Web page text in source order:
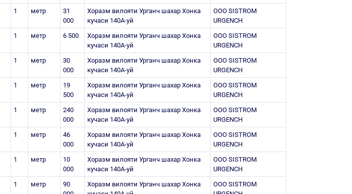
1 метр
31
000
Хоразм вилояти Урганч шахар Хонка
кучаси 140А-уй
ООО SISTROM
URGENCH
1 метр 6 500
Хоразм вилояти Урганч шахар Хонка
кучаси 140А-уй
ООО SISTROM
URGENCH
1 метр
30
000
Хоразм вилояти Урганч шахар Хонка
кучаси 140А-уй
ООО SISTROM
URGENCH
1 метр
19
500
Хоразм вилояти Урганч шахар Хонка
кучаси 140А-уй
ООО SISTROM
URGENCH
1 метр
240
000
Хоразм вилояти Урганч шахар Хонка
кучаси 140А-уй
ООО SISTROM
URGENCH
1 метр
46
000
Хоразм вилояти Урганч шахар Хонка
кучаси 140А-уй
ООО SISTROM
URGENCH
1 метр
10
000
Хоразм вилояти Урганч шахар Хонка
кучаси 140А-уй
ООО SISTROM
URGENCH
1 метр
90
Хоразм вилояти Урганч шахар Хонка
ООО SISTROM